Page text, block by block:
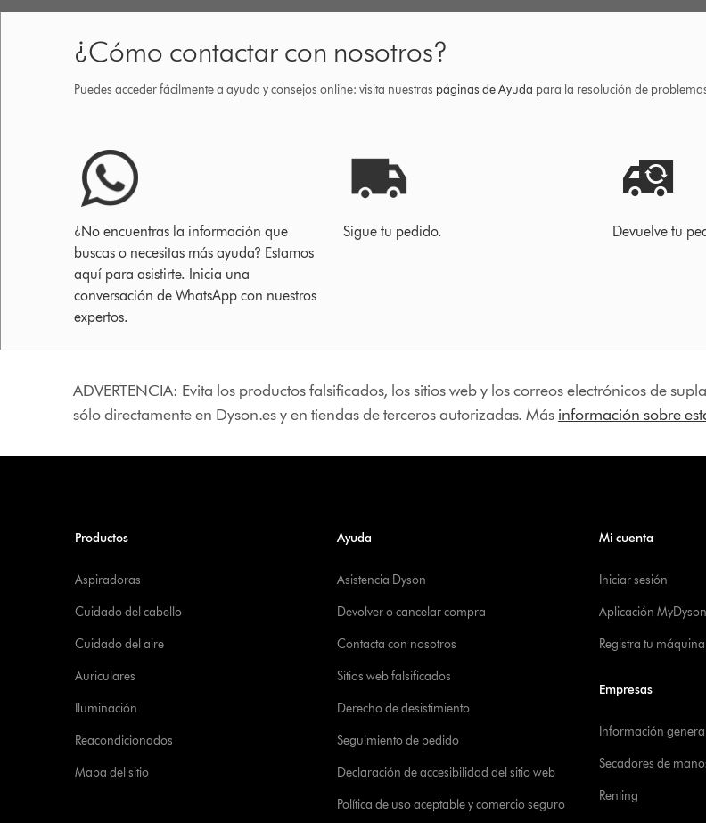
¿Cómo contactar con nosotros?
Puedes acceder fácilmente a ayuda y consejos online: visita nuestras páginas de Ayuda para la resolución de
¿No encuentras la información que
buscas o necesitas más ayuda? Estamos
aquí para asistirte. Inicia una
conversación de WhatsApp con nuestros
expertos.
Sigue tu pedido. Devuelve tu
ADVERTENCIA: Evita los productos falsificados, los sitios web y los correos electrónicos de
sólo directamente en Dyson.es y en tiendas de terceros autorizadas. Más información sobre
Productos
Aspiradoras
Cuidado del cabello
Cuidado del aire
Auriculares
Iluminación
Reacondicionados
Mapa del sitio
Ayuda
Asistencia Dyson
Devolver o cancelar compra
Contacta con nosotros
Sitios web falsificados
Derecho de desistimiento
Seguimiento de pedido
Declaración de accesibilidad del sitio web
Política de uso aceptable y comercio seguro
Mi cuenta
Iniciar sesión
Aplicación
Registra tu máquina
Empresas
Información general
Secadores de
Renting